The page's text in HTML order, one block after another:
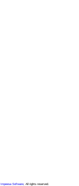
Impeesa Software, All rights reserved.